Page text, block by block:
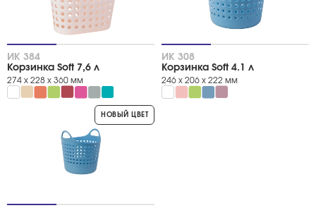
Тип товара
Корзины
Сумки
Метки
ИК 384
Корзинка Soft 7,6 л
274 х 228 х 360 мм
ИК 308
Корзинка Soft 4.1 л
246 х 206 х 222 мм
НОВЫЙ ЦВЕТ